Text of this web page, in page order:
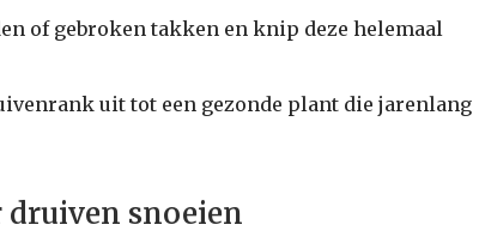
of gebroken takken en knip deze helemaal
uit tot een gezonde plant die jarenlang
druiven snoeien